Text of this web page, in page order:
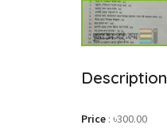
Description
Price : ৳300.00